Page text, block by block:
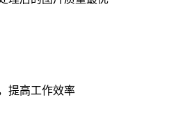
提高工作效率